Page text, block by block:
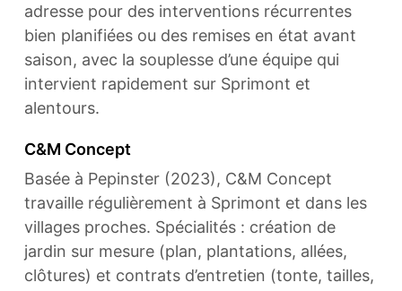
adresse pour des interventions récurrentes
bien planifiées ou des remises en état avant
saison, avec la souplesse d’une équipe qui
intervient rapidement sur Sprimont et
alentours.
C&M Concept
Basée à Pepinster (2023), C&M Concept
travaille régulièrement à Sprimont et dans les
villages proches. Spécialités : création de
jardin sur mesure (plan, plantations, allées,
clôtures) et contrats d’entretien (tonte, tailles,